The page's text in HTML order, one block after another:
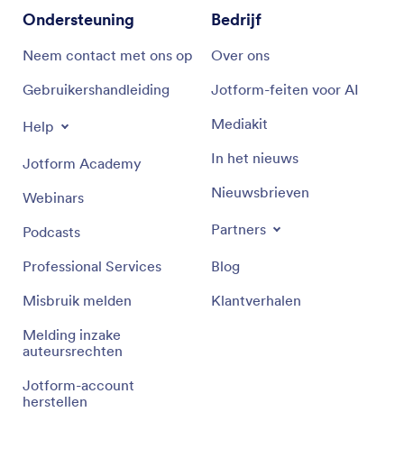
Ondersteuning
Neem contact met ons op
Gebruikershandleiding
Help
Jotform Academy
Webinars
Podcasts
Professional Services
Misbruik melden
Melding inzake
auteursrechten
Jotform-account
herstellen
Bedrijf
Over ons
Jotform-feiten voor AI
Mediakit
In het nieuws
Nieuwsbrieven
Partners
Blog
Klantverhalen